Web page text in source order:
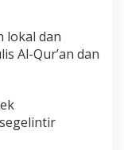
lokal dan
Al-Qur’an dan